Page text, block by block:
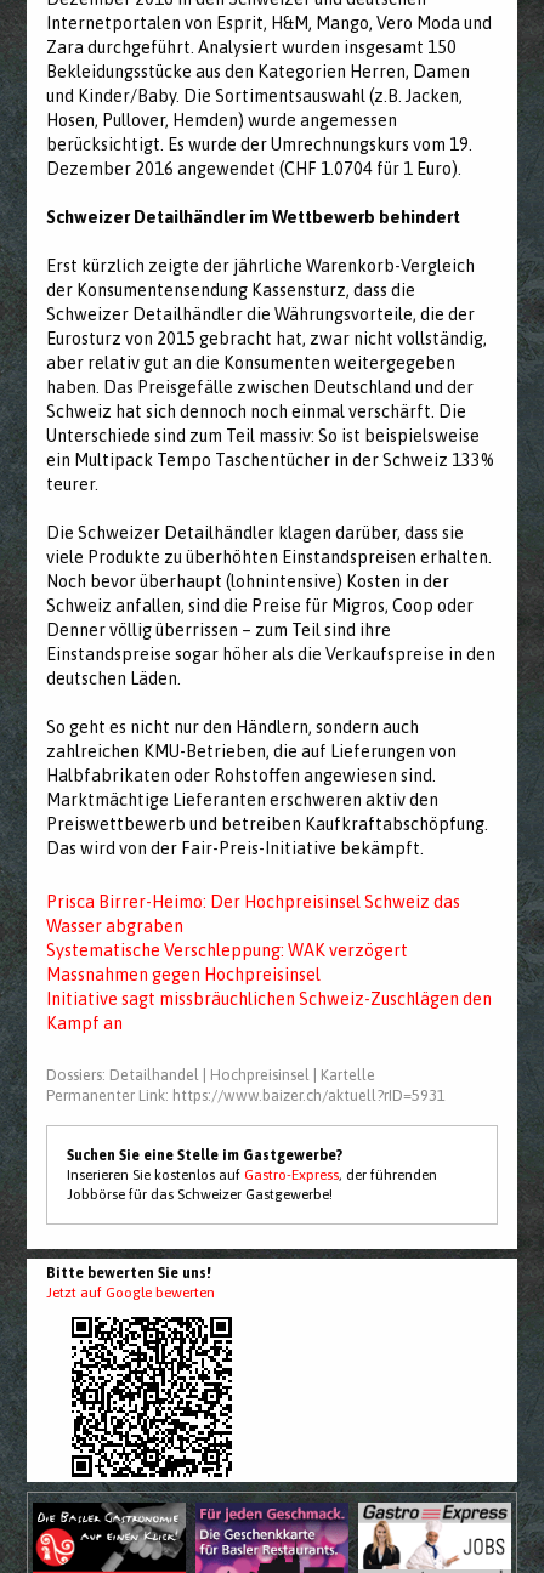
Internetportalen von Esprit, H&M, Mango, Vero Moda und
Zara durchgeführt. Analysiert wurden insgesamt 150
Bekleidungsstücke aus den Kategorien Herren, Damen
und Kinder/Baby. Die Sortimentsauswahl (z.B. Jacken,
Hosen, Pullover, Hemden) wurde angemessen
berücksichtigt. Es wurde der Umrechnungskurs vom 19.
Dezember 2016 angewendet (CHF 1.0704 für 1 Euro).
Schweizer Detailhändler im Wettbewerb behindert
Erst kürzlich zeigte der jährliche Warenkorb-Vergleich
der Konsumentensendung Kassensturz, dass die
Schweizer Detailhändler die Währungsvorteile, die der
Eurosturz von 2015 gebracht hat, zwar nicht vollständig,
aber relativ gut an die Konsumenten weitergegeben
haben. Das Preisgefälle zwischen Deutschland und der
Schweiz hat sich dennoch noch einmal verschärft. Die
Unterschiede sind zum Teil massiv: So ist beispielsweise
ein Multipack Tempo Taschentücher in der Schweiz 133%
teurer.
Die Schweizer Detailhändler klagen darüber, dass sie
viele Produkte zu überhöhten Einstandspreisen erhalten.
Noch bevor überhaupt (lohnintensive) Kosten in der
Schweiz anfallen, sind die Preise für Migros, Coop oder
Denner völlig überrissen – zum Teil sind ihre
Einstandspreise sogar höher als die Verkaufspreise in den
deutschen Läden.
So geht es nicht nur den Händlern, sondern auch
zahlreichen KMU-Betrieben, die auf Lieferungen von
Halbfabrikaten oder Rohstoffen angewiesen sind.
Marktmächtige Lieferanten erschweren aktiv den
Preiswettbewerb und betreiben Kaufkraftabschöpfung.
Das wird von der Fair-Preis-Initiative bekämpft.
Prisca Birrer-Heimo: Der Hochpreisinsel Schweiz das
Wasser abgraben
Systematische Verschleppung: WAK verzögert
Massnahmen gegen Hochpreisinsel
Initiative sagt missbräuchlichen Schweiz-Zuschlägen den
Kampf an
Dossiers: Detailhandel Hochpreisinsel
Kartelle
Permanenter Link: https://www.baizer.ch/aktuell?rID=5931
Suchen Sie eine Stelle im Gastgewerbe?
Inserieren Sie kostenlos aufGastro-Express, der führenden
Jobbörse für das Schweizer Gastgewerbe!
Bitte bewerten Sie uns!
Jetzt auf Google bewerten